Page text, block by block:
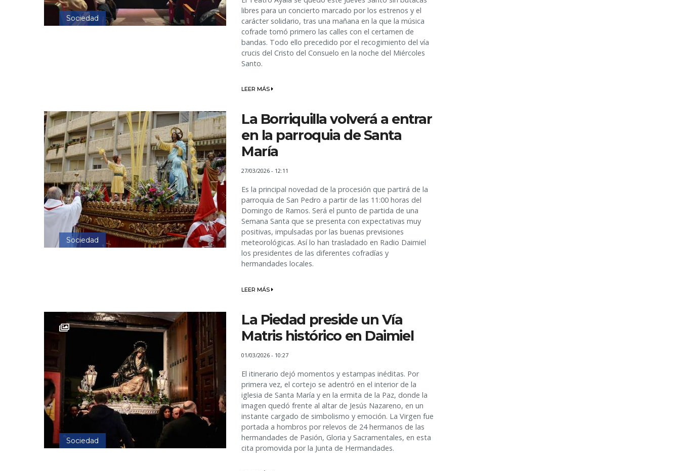
Sociedad
libres para un concierto marcado por los estrenos y el
carácter solidario, tras una mañana en la que la música
cofrade tomó primero las calles con el certamen de
bandas. Todo ello precedido por el recogimiento del vía
crucis del Cristo del Consuelo en la noche del Miércoles
Santo.
LEER MÁS
Sociedad
La Borriquilla volverá a entrar
en la parroquia de Santa
María
27/03/2026 - 12:11
Es la principal novedad de la procesión que partirá de la
parroquia de San Pedro a partir de las 11:00 horas del
Domingo de Ramos. Será el punto de partida de una
Semana Santa que se presenta con expectativas muy
positivas, impulsadas por las buenas previsiones
meteorológicas. Así lo han trasladado en Radio Daimiel
los presidentes de las diferentes cofradías y
hermandades locales.
LEER MÁS
Sociedad
La Piedad preside un Vía
Matris histórico en Daimiel
01/03/2026 - 10:27
El itinerario dejó momentos y estampas inéditas. Por
primera vez, el cortejo se adentró en el interior de la
iglesia de Santa María y en la ermita de la Paz, donde la
imagen quedó frente al altar de Jesús Nazareno, en un
instante cargado de simbolismo y emoción. La Virgen fue
portada a hombros por relevos de 24 hermanos de las
hermandades de Pasión, Gloria y Sacramentales, en esta
cita promovida por la Junta de Hermandades.